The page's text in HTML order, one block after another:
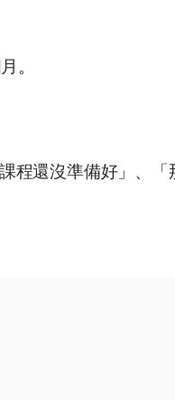
。
程還沒準備好」、「